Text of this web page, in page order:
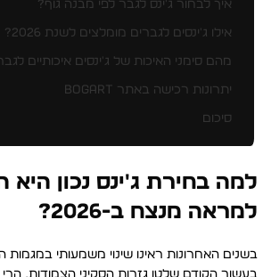
איך לבחור ג'ינס לגבר לפי מבנה גוף?
אילו ג'ינסים לגברים מומלצים לשנת 2026?
מהם סימני האיכות של ג'ינסים איכותיים
יתרונות רכישה באתר BOGART
סיכום
למה בחירת ג'ינס נכון
למראה מנצח ב-2026?
בשנים האחרונות ראינו שינוי משמעותי במגמות